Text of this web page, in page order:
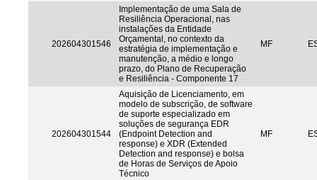
202604301546
Implementação de uma Sala de
Resiliência Operacional, nas
instalações da Entidade
Orçamental, no contexto da
estratégia de implementação e
manutenção, a médio e longo
prazo, do Plano de Recuperação
e Resiliência - Componente 17
MF
202604301544
Aquisição de Licenciamento, em
modelo de subscrição, de software
de suporte especializado em
soluções de segurança EDR
(Endpoint Detection and
response) e XDR (Extended
Detection and response) e bolsa
de Horas de Serviços de Apoio
Técnico
MF